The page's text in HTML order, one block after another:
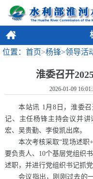
位置：首页>杨锋>领导活
淮委召开
2026-01-09
本站讯 1月8日，淮委
记、主任杨锋主持会议并
宏、吴贵勤、李俊凯出席。
本次考核采取“现场述职
要负责人、10个基层党组织
述职，并进行党组织书记抓
会议指出，刚刚过去的